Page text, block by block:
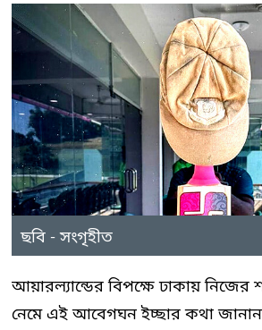
ছবি - সংগৃহীত
আয়ারল্যান্ডের বিপক্ষে ঢাকায়
নেমে এই আবেগঘন ইচ্ছার কথা